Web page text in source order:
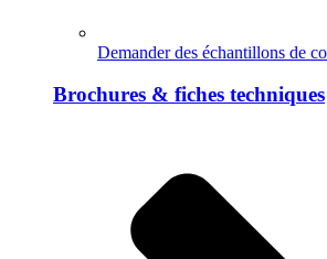
Demander des échantillons de
Brochures & fiches techniques